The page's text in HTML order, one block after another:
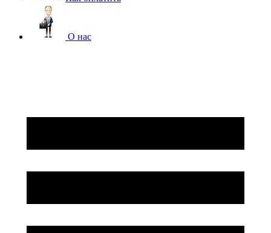
О нас